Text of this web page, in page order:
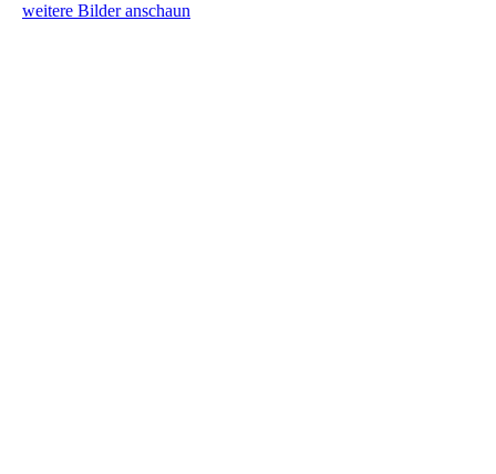
weitere Bilder anschaun